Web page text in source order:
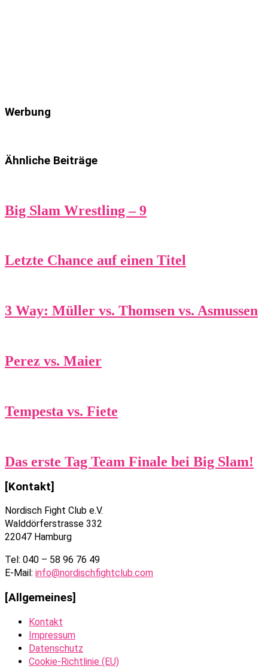
Werbung
Ähnliche Beiträge
Big Slam Wrestling – 9
Letzte Chance auf einen Titel
3 Way: Müller vs. Thomsen vs. Asmussen
Perez vs. Maier
Tempesta vs. Fiete
Das erste Tag Team Finale bei Big Slam!
[Kontakt]
Nordisch Fight Club e.V.
Walddörferstrasse 332
22047 Hamburg
Tel: 040 – 58 96 76 49
E-Mail: info@nordischfightclub.com
[Allgemeines]
Kontakt
Impressum
Datenschutz
Cookie-Richtlinie (EU)